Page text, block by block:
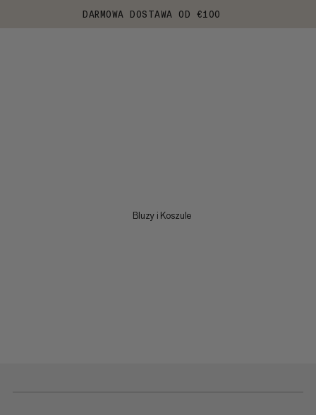
DARMOWA DOSTAWA OD €100
Bluzy i Koszule